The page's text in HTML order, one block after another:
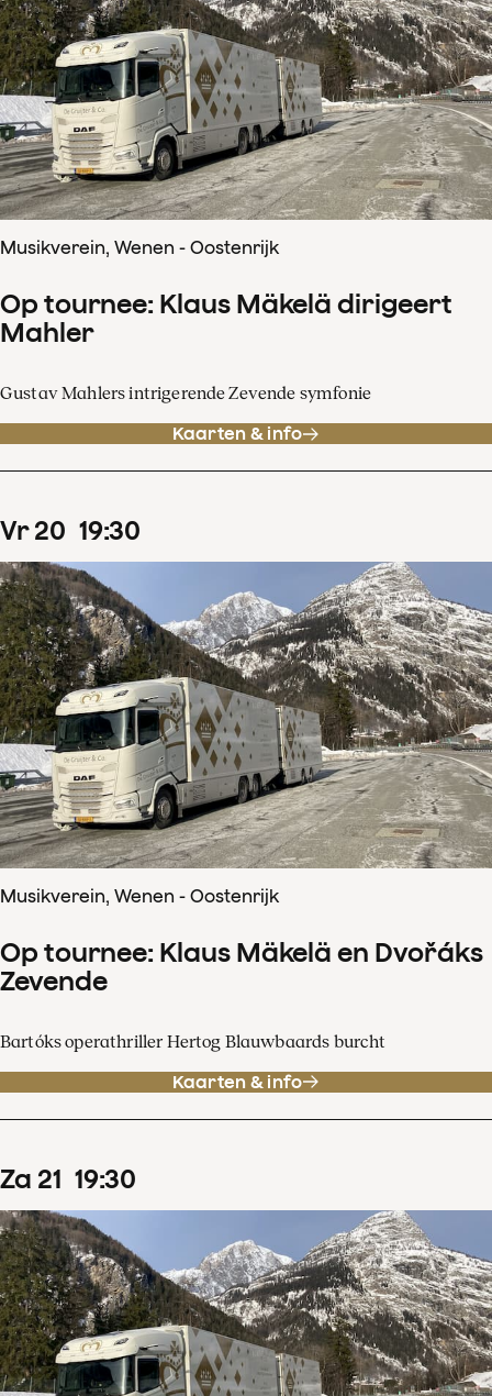
Musikverein, Wenen - Oostenrijk
Op tournee: Klaus Mäkelä dirigeert
Mahler
Gustav Mahlers intrigerende Zevende symfonie
Kaarten & info
vr 20 19:30
Musikverein, Wenen - Oostenrijk
Op tournee: Klaus Mäkelä en Dvořáks
Zevende
Bartóks operathriller Hertog Blauwbaards burcht
Kaarten & info
za 21 19:30